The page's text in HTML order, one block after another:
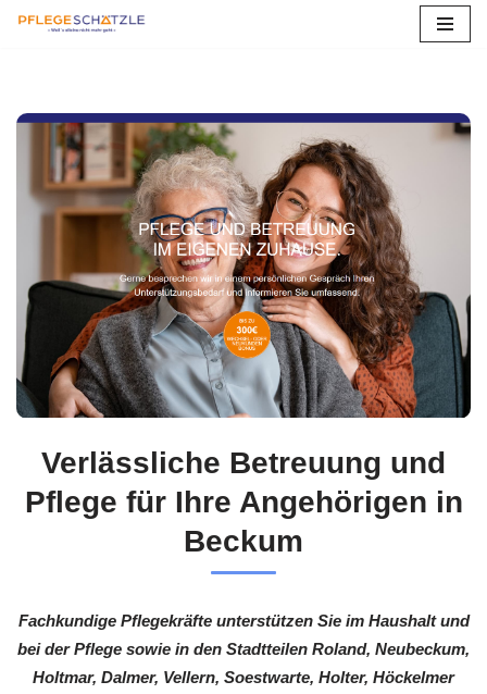
springen
Verlässliche Betreuung und
Pflege für Ihre Angehörigen in
Beckum
Fachkundige Pflegekräfte unterstützen Sie im Haushalt und
bei der Pflege sowie in den Stadtteilen Roland, Neubeckum,
Holtmar, Dalmer, Vellern, Soestwarte, Holter, Höckelmer